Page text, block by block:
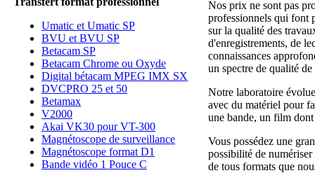
Nos prix ne sont pas
professionnels qui font
sur la qualité des
d'enregistrements, de
connaissances
un spectre de qualité
Notre laboratoire
avec du matériel pour
une bande, un film
Vous possédez une
possibilité de
de tous formats que
Umatic et Umatic SP
BVU et BVU SP
Betacam SP
Betacam Chrome ou Oxyde
Digital bétacam MPEG IMX SX
DVCPRO 25 et 50
Betamax
V2000
Akai VK30 pour VT-300
Magnétoscope de surveillance
Magnétoscope format D1
Bande vidéo 1 Pouce C